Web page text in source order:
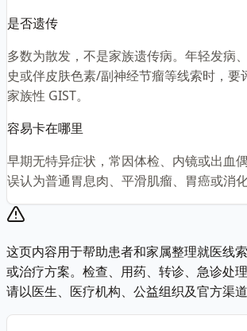
是否遗传
多数为散发，不是家族遗传病。年轻发病
史或伴皮肤色素/副神经节瘤等线索时，要
家族性 GIST。
容易卡在哪里
早期无特异症状，常因体检、内镜或出血
误认为普通胃息肉、平滑肌瘤、胃癌或消化
这页内容用于帮助患者和家属整理就医线
或治疗方案。检查、用药、转诊、急诊处
请以医生、医疗机构、公益组织及官方渠道